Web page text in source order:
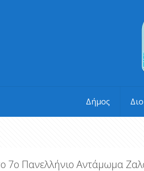
Δήμος
7ο Πανελλήνιο Αντάμωμα